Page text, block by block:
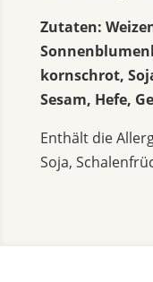
Zu­ta­ten:
kornschrot,
Sesam, Hefe,
Ent­hält die
Soja,